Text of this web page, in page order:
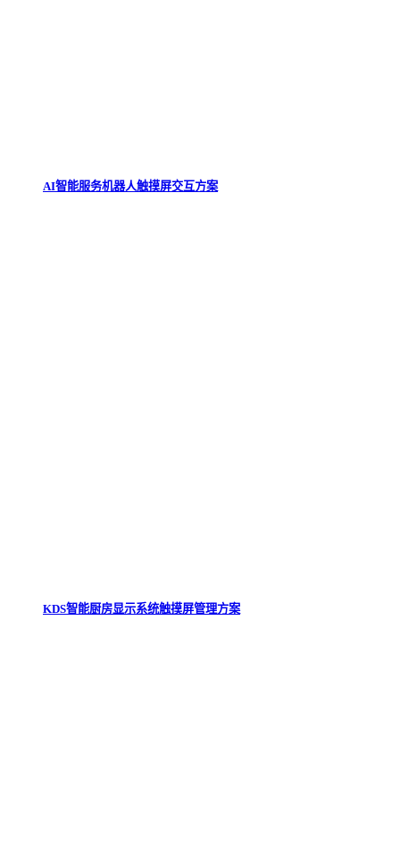
AI智能服务机器人触摸屏交互方案
KDS智能厨房显示系统触摸屏管理方案